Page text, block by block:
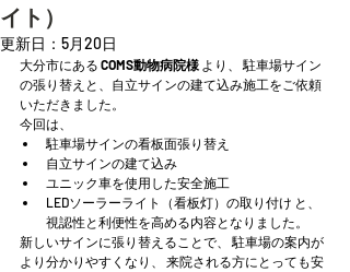
イト）
更新日： 5月20日
大分市にある COMS動物病院様 より、 駐車場サイン
の張り替えと、自立サインの建て込み施工をご依頼
いただきました。
今回は、
駐車場サインの看板面張り替え
自立サインの建て込み
ユニック車を使用した安全施工
LEDソーラーライト（看板灯）の取り付け と、
視認性と利便性を高める内容となりました。
新しいサインに張り替えることで、 駐車場の案内が
より分かりやすくなり、 来院される方にとっても安